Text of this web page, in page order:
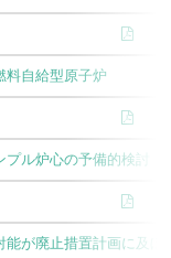
料自給型原子炉
ル炉心の予備的検討
能が廃止措置計画に及ぼ